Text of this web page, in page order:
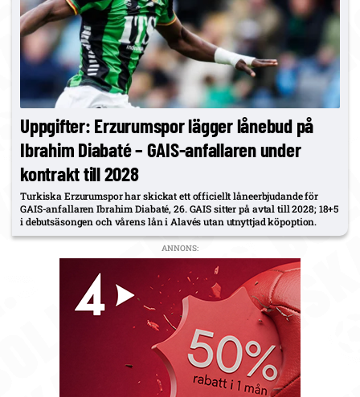
Uppgifter: Erzurumspor lägger lånebud på
Ibrahim Diabaté – GAIS-anfallaren under
kontrakt till 2028
Turkiska Erzurumspor har skickat ett officiellt låneerbjudande för
GAIS-anfallaren Ibrahim Diabaté, 26. GAIS sitter på avtal till 2028; 18+5
i debutsäsongen och vårens lån i Alavés utan utnyttjad köpoption.
ANNONS: